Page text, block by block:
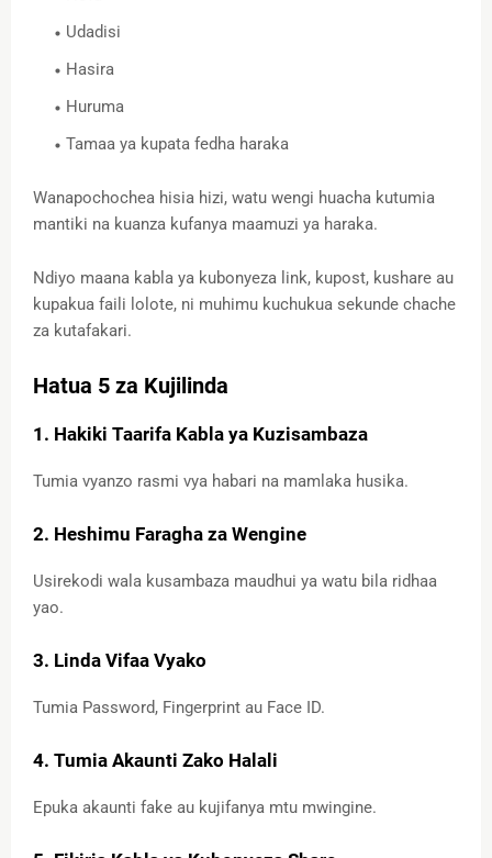
Udadisi
Hasira
Huruma
Tamaa ya kupata fedha haraka
Wanapochochea hisia hizi, watu wengi huacha kutumia
mantiki na kuanza kufanya maamuzi ya haraka.
Ndiyo maana kabla ya kubonyeza link, kupost, kushare au
kupakua faili lolote, ni muhimu kuchukua sekunde chache
za kutafakari.
Hatua 5 za Kujilinda
1. Hakiki Taarifa Kabla ya Kuzisambaza
Tumia vyanzo rasmi vya habari na mamlaka husika.
2. Heshimu Faragha za Wengine
Usirekodi wala kusambaza maudhui ya watu bila ridhaa
yao.
3. Linda Vifaa Vyako
Tumia Password, Fingerprint au Face ID.
4. Tumia Akaunti Zako Halali
Epuka akaunti fake au kujifanya mtu mwingine.